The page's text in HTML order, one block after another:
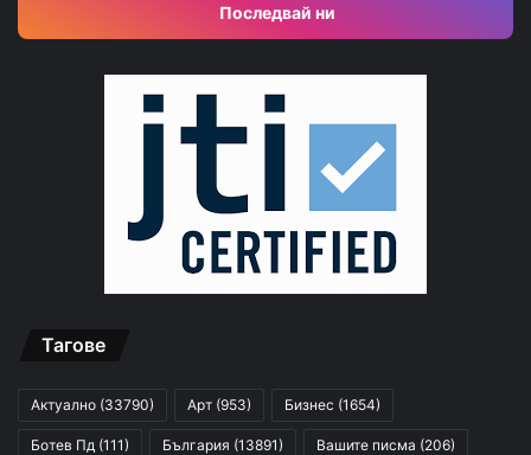
Последвай ни
Тагове
Актуално (33790) Арт (953) Бизнес (1654)
Ботев Пд (111) България (13891) Вашите писма (206)